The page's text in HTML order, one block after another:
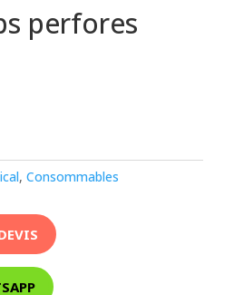
perfores
, Consommables